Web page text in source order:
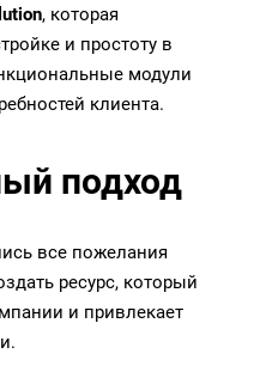
, которая
и простоту в
модули
клиента.
подход
все пожелания
ресурс, который
и привлекает